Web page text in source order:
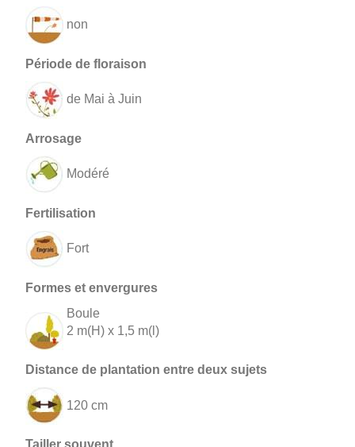
non
de Mai à Juin
Modéré
Fort
Boule
2 m(H) x 1,5 m(l)
120 cm